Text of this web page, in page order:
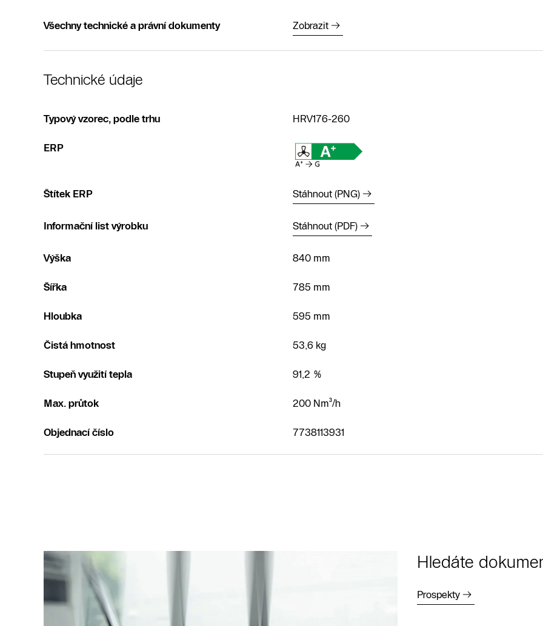
Všechny technické a právní dokumenty Zobrazit
Technické údaje
Typový vzorec, podle trhu HRV176-260
ERP
Štítek ERP Stáhnout (PNG)
Informační list výrobku Stáhnout (PDF)
Výška 840 mm
Šířka 785 mm
Hloubka 595 mm
Čistá hmotnost 53,6 kg
Stupeň využití tepla 91,2 %
Max. průtok 200 Nm³/h
Objednací číslo 7738113931
Hledáte
Prospekty